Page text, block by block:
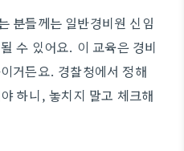
분들께는 일반경비원 신임
수 있어요. 이 교육은 경비
거든요. 경찰청에서 정해
하니, 놓치지 말고 체크해